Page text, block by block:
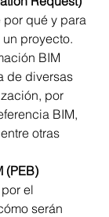
qué y para
proyecto.
BIM
de diversas
por
BIM,
otras
(PEB)
el
serán